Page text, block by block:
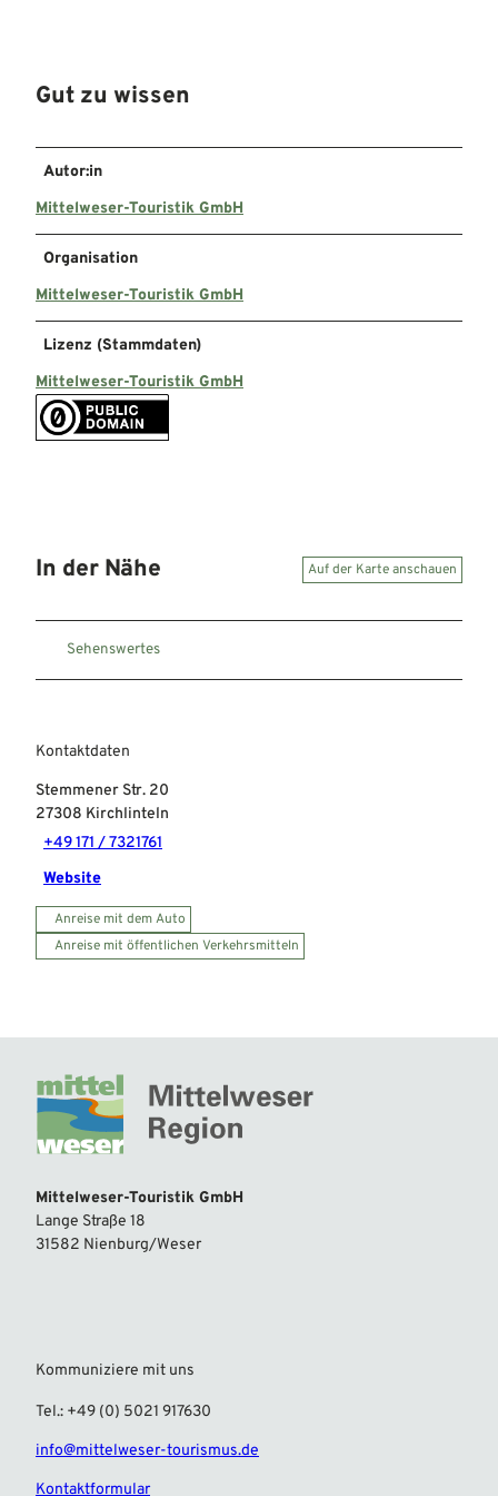
Gut zu wissen
Autor:in
Mittelweser-Touristik GmbH
Organisation
Mittelweser-Touristik GmbH
Lizenz (Stammdaten)
Mittelweser-Touristik GmbH
In der Nähe Auf der Karte anschauen
Sehenswertes
Kontaktdaten
Stemmener Str. 20
27308 Kirchlinteln
+49 171 / 7321761
Website
Anreise mit dem Auto
Anreise mit öffentlichen Verkehrsmitteln
Mittelweser-Touristik GmbH
Lange Straße 18
31582 Nienburg/Weser
Kommuniziere mit uns
Tel.: +49 (0) 5021 917630
info@mittelweser-tourismus.de
Kontaktformular